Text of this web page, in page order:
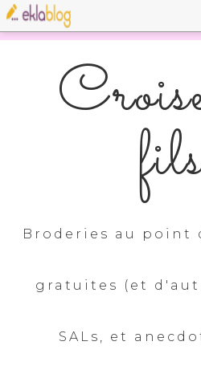
Broderies au point
gratuites (et
SALs, et